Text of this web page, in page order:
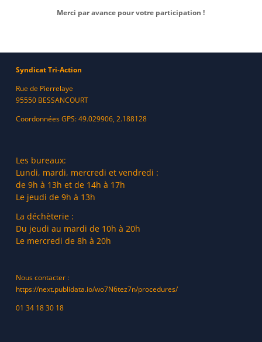
Merci par avance pour votre participation !
Syndicat Tri-Action
Rue de Pierrelaye
95550 BESSANCOURT
Coordonnées GPS: 49.029906, 2.188128
Les bureaux:
Lundi, mardi, mercredi et vendredi :
de 9h à 13h et de 14h à 17h
Le jeudi de 9h à 13h
La déchèterie :
Du jeudi au mardi de 10h à 20h
Le mercredi de 8h à 20h
Nous contacter :
https://next.publidata.io/wo7N6tez7n/procedures/
01 34 18 30 18